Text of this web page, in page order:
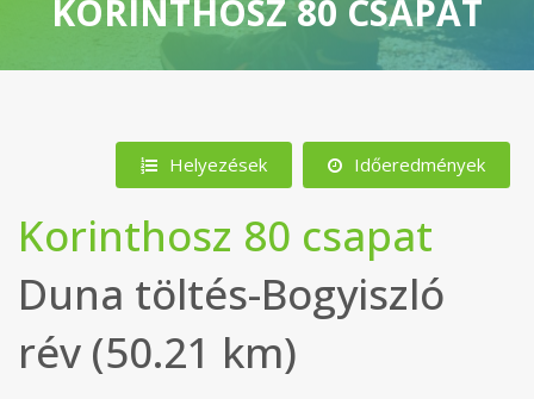
KORINTHOSZ 80 CSAPAT
Helyezések Időeredmények
Korinthosz 80 csapat
Duna töltés-Bogyiszló
rév (50.21 km)